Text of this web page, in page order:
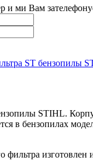
и ми Вам
STIHL.
в бензопилах
фильтра изготовлен